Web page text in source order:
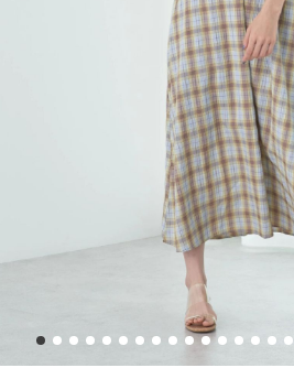
1 2 3 4 5 6 7 8 9 10 11 12 13 14 15